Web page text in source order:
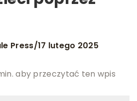
Press/17 lutego 2025
aby przeczytać ten wpis